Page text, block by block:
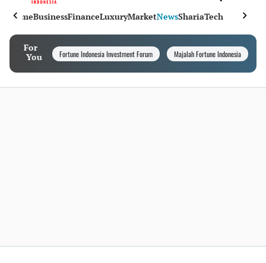
HomeBusinessFinanceLuxuryMarketNewsShariaTech
For
You
Fortune Indonesia Investment Forum Majalah Fortune Indonesia